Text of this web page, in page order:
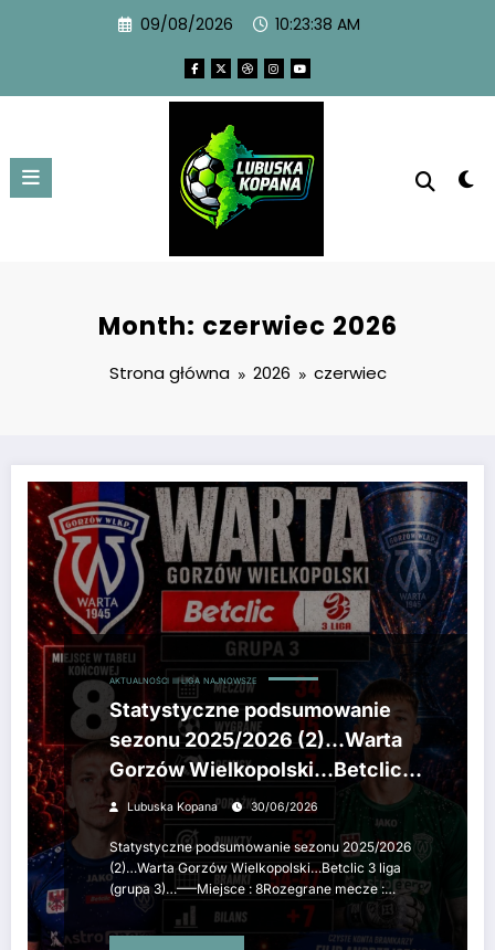
09/08/2026 10:23:40 AM
Month: czerwiec 2026
Strona główna 2026 czerwiec
AKTUALNOŚCI III LIGA NAJNOWSZE
Statystyczne podsumowanie
sezonu 2025/2026 (2)…Warta
Gorzów Wielkopolski…Betclic 3
liga (grupa 3)…
Lubuska Kopana 30/06/2026
Statystyczne podsumowanie sezonu 2025/2026
(2)…Warta Gorzów Wielkopolski…Betclic 3 liga
(grupa 3)…—–Miejsce : 8Rozegrane mecze :…